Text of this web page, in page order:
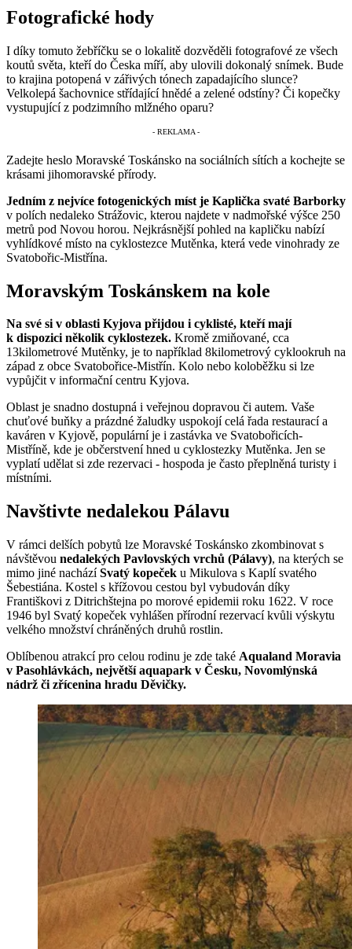
Fotografické hody
I díky tomuto žebříčku se o lokalitě dozvěděli fotografové ze všech
koutů světa, kteří do Česka míří, aby ulovili dokonalý snímek. Bude
to krajina potopená v zářivých tónech zapadajícího slunce?
Velkolepá šachovnice střídající hnědé a zelené odstíny? Či kopečky
vystupující z podzimního mlžného oparu?
Zadejte heslo Moravské Toskánsko na sociálních sítích a kochejte se
krásami jihomoravské přírody.
Jedním z nejvíce fotogenických míst je Kaplička svaté Barborky
v polích nedaleko Strážovic, kterou najdete v nadmořské výšce 250
metrů pod Novou horou. Nejkrásnější pohled na kapličku nabízí
vyhlídkové místo na cyklostezce Mutěnka, která vede vinohrady ze
Svatobořic-Mistřína.
Moravským Toskánskem na kole
Na své si v oblasti Kyjova přijdou i cyklisté, kteří mají
k dispozici několik cyklostezek. Kromě zmiňované, cca
13kilometrové Mutěnky, je to například 8kilometrový cyklookruh na
západ z obce Svatobořice-Mistřín. Kolo nebo koloběžku si lze
vypůjčit v informační centru Kyjova.
Oblast je snadno dostupná i veřejnou dopravou či autem. Vaše
chuťové buňky a prázdné žaludky uspokojí celá řada restaurací a
kaváren v Kyjově, populární je i zastávka ve Svatobořicích-
Mistříně, kde je občerstvení hned u cyklostezky Mutěnka. Jen se
vyplatí udělat si zde rezervaci - hospoda je často přeplněná turisty i
místními.
Navštivte nedalekou Pálavu
V rámci delších pobytů lze Moravské Toskánsko zkombinovat s
návštěvou nedalekých Pavlovských vrchů (Pálavy), na kterých se
mimo jiné nacházíSvatý kopeček u Mikulova s Kaplí svatého
Šebestiána. Kostel s křížovou cestou byl vybudován díky
Františkovi z Ditrichštejna po morové epidemii roku 1622. V roce
1946 byl Svatý kopeček vyhlášen přírodní rezervací kvůli výskytu
velkého množství chráněných druhů rostlin.
Oblíbenou atrakcí pro celou rodinu je zde také Aqualand Moravia
v Pasohlávkách, největší aquapark v Česku, Novomlýnská
nádrž či zřícenina hradu Děvičky.